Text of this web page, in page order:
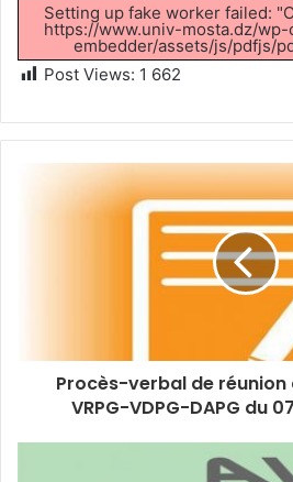
Setting up fake worker failed:
https://www.univ-mosta.dz/
embedder/assets/js/pdfjs/
Post Views: 1 662
Procès-verbal de
VRPG-VDPG-DAPG du